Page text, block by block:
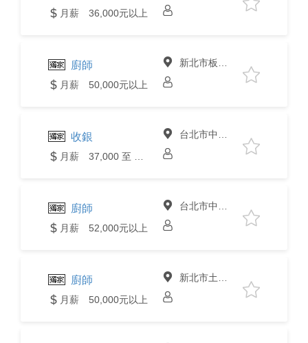
月薪 36,000元以上
廚師
月薪 50,000元以上
新北市板橋區
收銀 台北市中山區
廚師
月薪 52,000元以上
台北市中山區
廚師
月薪 50,000元以上
新北市土城區